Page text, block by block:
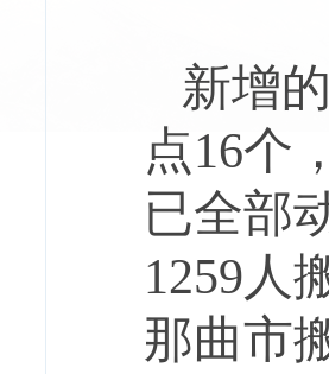
新增的
点16个
已全部
1259人
那曲市